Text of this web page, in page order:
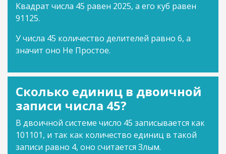
Квадрат числа 45 равен 2025, а его куб равен
91125.
У числа 45 количество делителей равно 6, а
значит оно Не Простое.
Сколько единиц в двоичной
записи числа 45?
В двоичной системе число 45 записывается как
101101, и так как количество единиц в такой
записи равно 4, оно считается Злым.